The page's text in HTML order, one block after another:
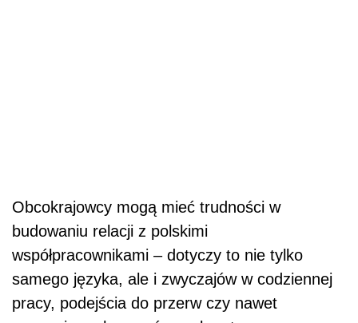
Obcokrajowcy mogą mieć trudności w
budowaniu relacji z polskimi
współpracownikami – dotyczy to nie tylko
samego języka, ale i zwyczajów w codziennej
pracy, podejścia do przerw czy nawet